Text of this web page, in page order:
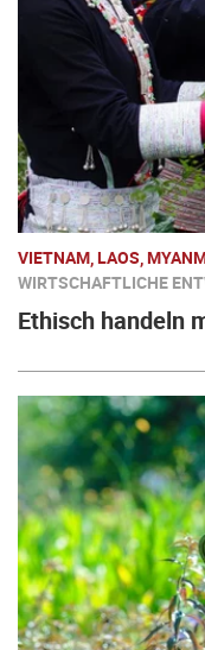
VIETNAM, LAOS,
WIRTSCHAFTLICHE
Ethisch handeln